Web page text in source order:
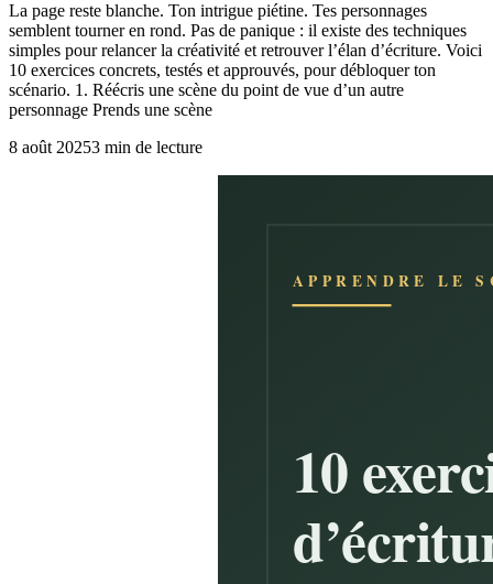
La page reste blanche. Ton intrigue piétine. Tes personnages
semblent tourner en rond. Pas de panique : il existe des techniques
simples pour relancer la créativité et retrouver l’élan d’écriture. Voici
10 exercices concrets, testés et approuvés, pour débloquer ton
scénario. 1. Réécris une scène du point de vue d’un autre
personnage Prends une scène
8 août 20253 min de lecture